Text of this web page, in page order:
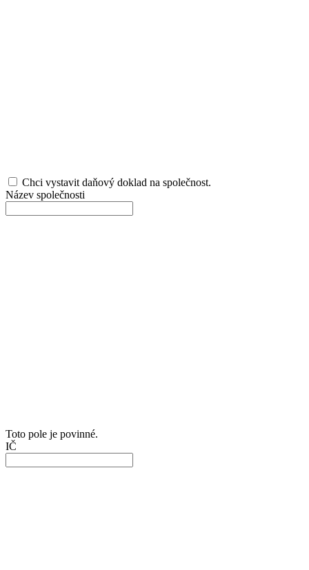
Chci vystavit daňový doklad na společnost.
Název společnosti
Toto pole je povinné.
IČ